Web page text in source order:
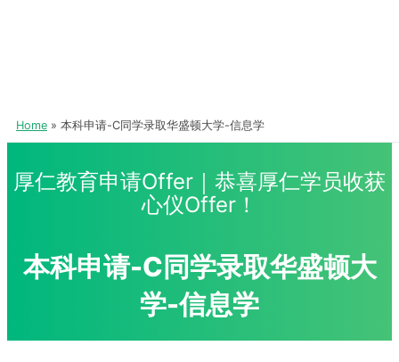
Home 本科申请-C同学录取华盛顿大学-信息学
厚仁教育申请Offer｜恭喜厚仁学员收获
心仪Offer！
本科申请-C同学录取华盛顿大
学-信息学